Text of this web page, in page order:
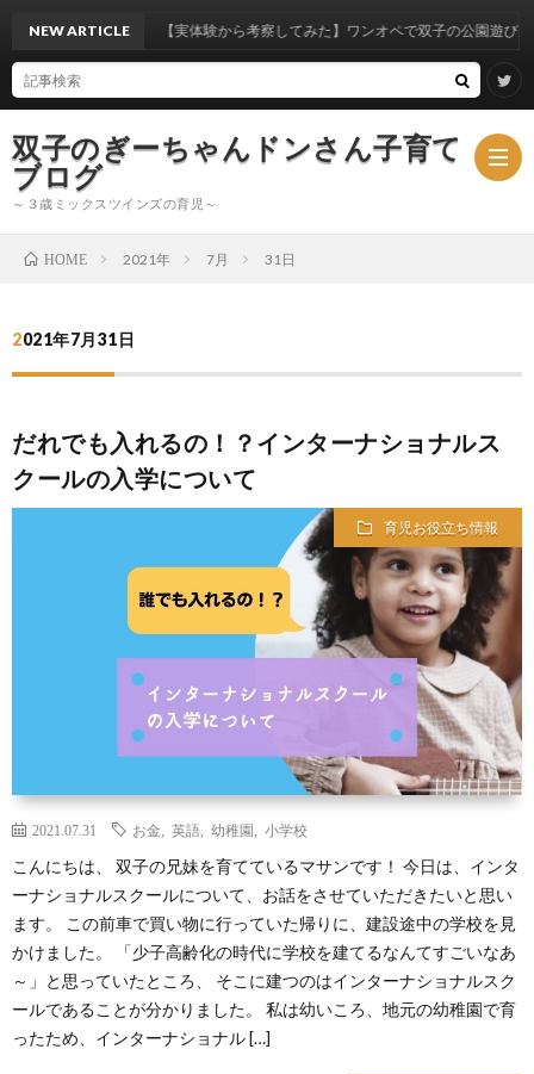
双子のぎーちゃんドンさん子育て
ブログ
～３歳ミックスツインズの育児～
ス
ツ
イ
ン
ズ
の
育
児
NEW ARTICLE【実体験から考察してみた】ワンオペで双子の公園遊びはいつか
HOME 2021年 7月 31日
2021年7月31日
だれでも入れるの！？インターナショナルス
クールの入学について
育児お役立ち情報
2021.07.31 お金 英語 幼稚園 小学校
こんにちは、 双子の兄妹を育てているマサンです！ 今日は、インタ
ーナショナルスクールについて、お話をさせていただきたいと思い
ます。 この前車で買い物に行っていた帰りに、建設途中の学校を見
かけました。 「少子高齢化の時代に学校を建てるなんてすごいなあ
～」と思っていたところ、 そこに建つのはインターナショナルスク
ールであることが分かりました。 私は幼いころ、地元の幼稚園で育
ったため、インターナショナル […]